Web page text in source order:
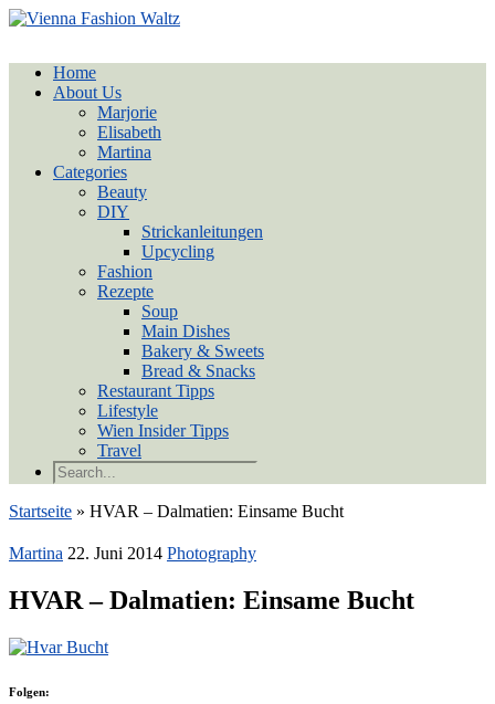
Home
About Us
Marjorie
Elisabeth
Martina
Categories
Beauty
DIY
Strickanleitungen
Upcycling
Fashion
Rezepte
Soup
Main Dishes
Bakery & Sweets
Bread & Snacks
Restaurant Tipps
Lifestyle
Wien Insider Tipps
Travel
Startseite » HVAR – Dalmatien: Einsame Bucht
Martina 22. Juni 2014 Photography
HVAR – Dalmatien: Einsame Bucht
Folgen: